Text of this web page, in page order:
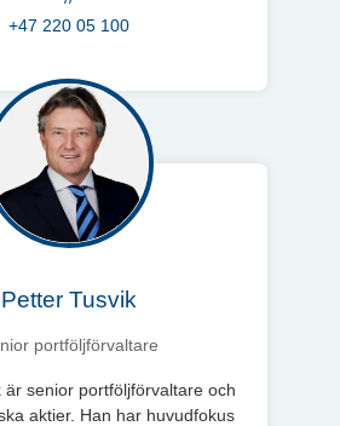
+47 220 05 100
Petter Tusvik
portföljförvaltare
är senior portföljförvaltare och
aktier. Han har huvudfokus